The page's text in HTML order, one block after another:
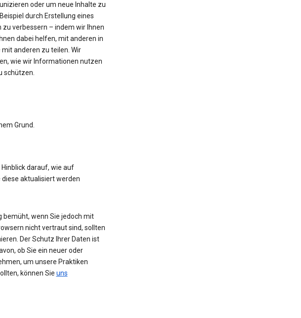
oder um neue Inhalte zu
durch Erstellung eines
zu verbessern – indem wir Ihnen
dabei helfen, mit anderen in
anderen zu teilen. Wir
wie wir Informationen nutzen
schützen.
Grund.
darauf, wie auf
aktualisiert werden
bemüht, wenn Sie jedoch mit
nicht vertraut sind, sollten
Der Schutz Ihrer Daten ist
ob Sie ein neuer oder
um unsere Praktiken
können Sie uns